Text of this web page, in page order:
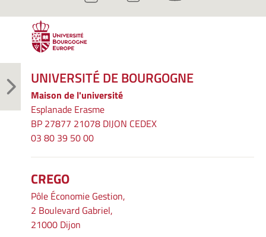
UNIVERSITÉ DE BOURGOGNE
Maison de l'université
Esplanade Erasme
BP 27877 21078 DIJON CEDEX
03 80 39 50 00
CREGO
Pôle Économie Gestion,
2 Boulevard Gabriel,
21000 Dijon